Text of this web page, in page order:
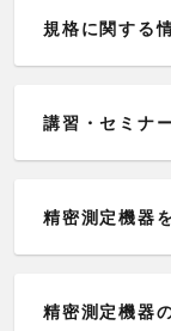
規格に関する
講習・セミナ
精密測定機器
精密測定機器